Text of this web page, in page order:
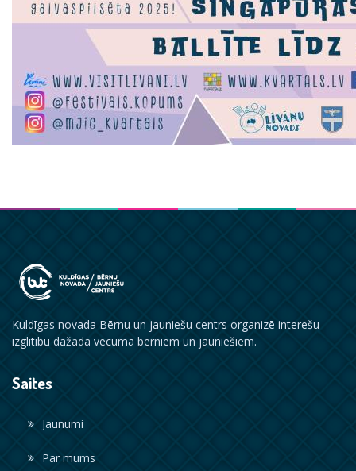
Kuldīgas novada Bērnu un jauniešu centrs organizē interešu
izglītību dažāda vecuma bērniem un jauniešiem.
Saites
Jaunumi
Par mums